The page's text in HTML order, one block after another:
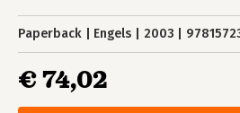
Paperback Engels 2003
€ 74,02